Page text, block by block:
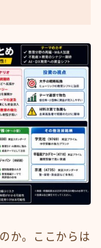
か。ここからは